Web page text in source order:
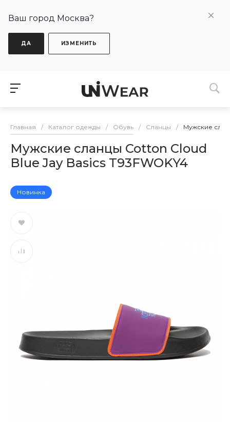
Ваш город Москва?
ДА ИЗМЕНИТЬ
Главная / Каталог одежды / Обувь / Сланцы / Мужские
Мужские сланцы Cotton Cloud
Blue Jay Basics T93FWOKY4
Новинка